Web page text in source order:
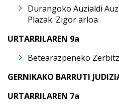
Durangoko Auzialdi
Plazak. Zigor arloa
URTARRILAREN 9a
Betearazpeneko
GERNIKAKO BARRUTI
URTARRILAREN 7a